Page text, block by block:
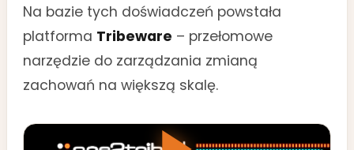
Na bazie tych doświadczeń powstała
platforma Tribeware – przełomowe
narzędzie do zarządzania zmianą
zachowań na większą skalę.